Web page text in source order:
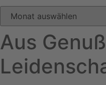
Archiv
Aus